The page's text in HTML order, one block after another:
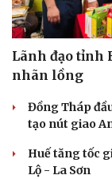
Lãnh đạo tỉnh
nhãn lồng
Đồng Tháp
tạo nút giao
Huế tăng tốc
Lộ - La Sơn